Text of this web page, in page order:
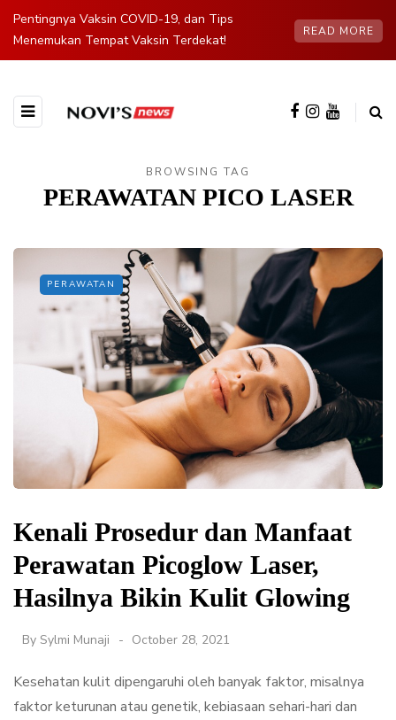
Pentingnya Vaksin COVID-19, dan Tips
Menemukan Tempat Vaksin Terdekat!
READ MORE
BROWSING TAG
PERAWATAN PICO LASER
PERAWATAN
Kenali Prosedur dan Manfaat
Perawatan Picoglow Laser,
Hasilnya Bikin Kulit Glowing
By Sylmi Munaji October 28, 2021
Kesehatan kulit dipengaruhi oleh banyak faktor, misalnya
faktor keturunan atau genetik, kebiasaan sehari-hari dan